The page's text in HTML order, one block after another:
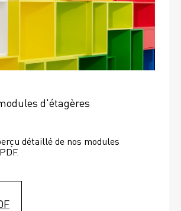
d'étagères
détaillé de nos modules